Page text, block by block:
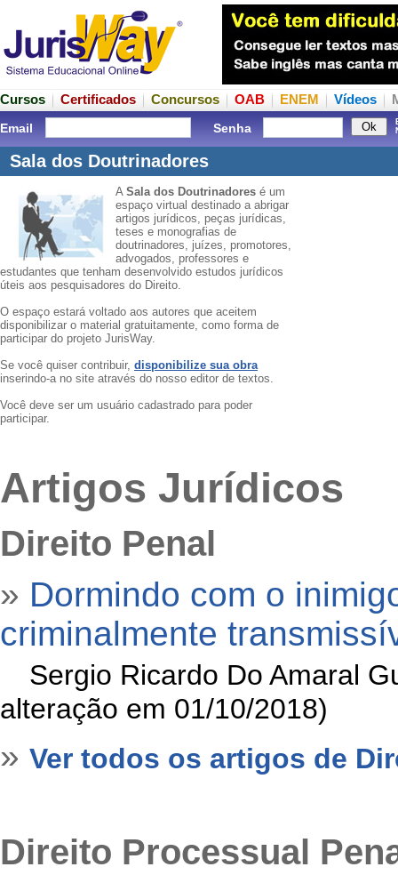
Cursos Certificados Concursos OAB ENEM Vídeos
Email Senha
Sala dos Doutrinadores
A Sala dos Doutrinadores é um
espaço virtual destinado a abrigar
artigos jurídicos, peças jurídicas,
teses e monografias de
doutrinadores, juízes, promotores,
advogados, professores e
estudantes que tenham desenvolvido estudos jurídicos
úteis aos pesquisadores do Direito.
O espaço estará voltado aos autores que aceitem
disponibilizar o material gratuitamente, como forma de
participar do projeto JurisWay.
Se você quiser contribuir, disponibilize sua obra
inserindo-a no site através do nosso editor de textos.
Você deve ser um usuário cadastrado para poder
participar.
Artigos Jurídicos
Direito Penal
» Dormindo com o
criminalmente
Sergio Ricardo Do Amaral
alteração em 01/10/2018)
» Ver todos os artigos de
Direito Processual